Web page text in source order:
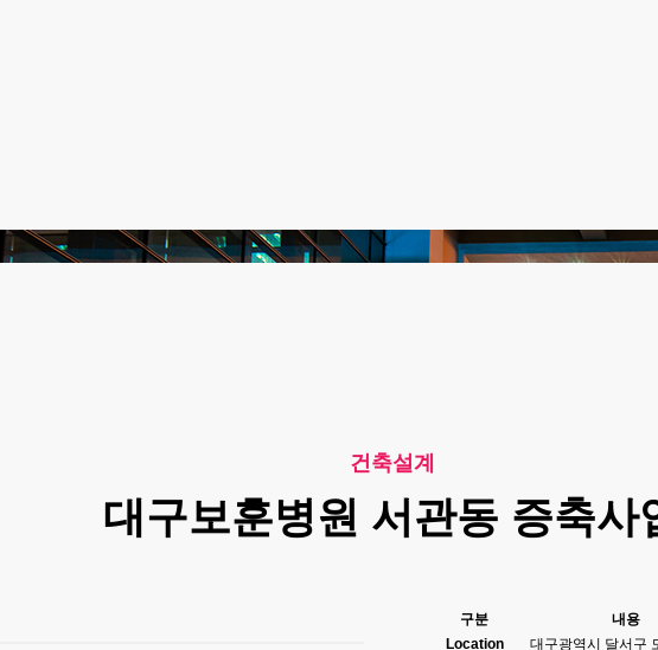
건축설계
대구보훈병원 서관동 증축사
구분
내용
Location
대구광역시 달서구